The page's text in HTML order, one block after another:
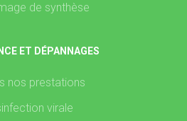
de synthèse
ET DÉPANNAGES
nos prestations
virale